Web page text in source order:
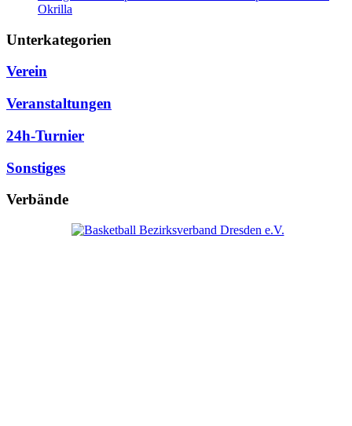
Okrilla
Unterkategorien
Verein
Veranstaltungen
24h-Turnier
Sonstiges
Verbände